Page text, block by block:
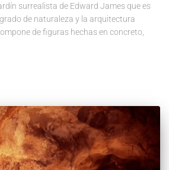
surrealista de Edward James que es
de naturaleza y la arquitectura
de figuras hechas en concreto,